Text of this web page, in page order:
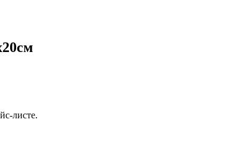
листе.